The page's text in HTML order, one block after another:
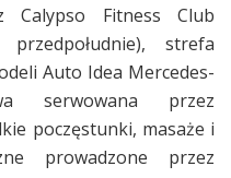
Calypso Fitness Club
strefa
Auto Idea Mercedes-
serwowana przez
poczęstunki, masaże i
prowadzone przez